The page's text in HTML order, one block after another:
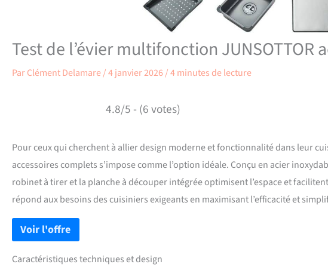
Test de l’évier multifonction JUNSOTTOR
ParClément Delamare/4 janvier 2026/4 minutes de lecture
4.8/5 - (6 votes)
Pour ceux qui cherchent à allier design moderne et fonctionnalité dans leur
accessoires complets s’impose comme l’option idéale. Conçu en acier
robinet à tirer et la planche à découper intégrée optimisent l’espace et
répond aux besoins des cuisiniers exigeants en maximisant l’efficacité et
Caractéristiques techniques et design